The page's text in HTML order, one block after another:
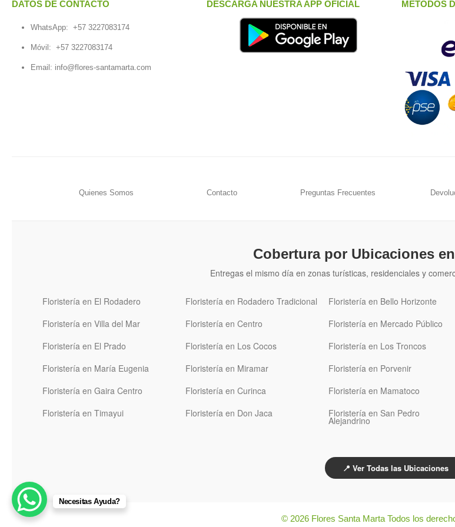
DATOS DE CONTACTO
WhatsApp: +57 3227083174
Móvil: +57 3227083174
Email: info@flores-santamarta.com
DESCARGA NUESTRA APP OFICIAL METODOS
Quienes Somos Contacto Preguntas Frecuentes
Cobertura por Ubicaciones
Entregas el mismo día en zonas turísticas, residenciales y
Floristería en El Rodadero Floristería en Rodadero Tradicional Floristería en Bello Horizonte
Floristería en Villa del Mar
Floristería en Centro Floristería en Mercado Público
Floristería en El Prado
Floristería en Los Cocos Floristería en Los Troncos
Floristería en María Eugenia
Floristería en Miramar Floristería en Porvenir
Floristería en Gaira Centro
Floristería en Curinca Floristería en Mamatoco
Floristería en Timayui
Floristería en Don Jaca Floristería en San Pedro
Alejandrino
📍 Ver Todas las Ubicaciones
© 2026 Flores Santa Marta Todos los
Necesitas Ayuda?